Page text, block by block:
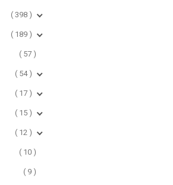
398
189
57
54
17
15
12
10
9